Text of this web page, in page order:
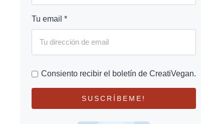
Tu email *
Consiento recibir el boletín de CreatiVegan.
SUSCRÍBEME!